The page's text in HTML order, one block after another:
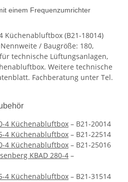
einem Frequenzumrichter
Küchenabluftbox (B21-18014)
/ Baugröße: 180,
technische Lüftungsanlagen,
Weitere technische
Fachberatung unter Tel.
4 Küchenabluftbox – B21-20014
4 Küchenabluftbox – B21-22514
4 Küchenabluftbox – B21-25016
KBAD 280-4 –
4 Küchenabluftbox – B21-31514